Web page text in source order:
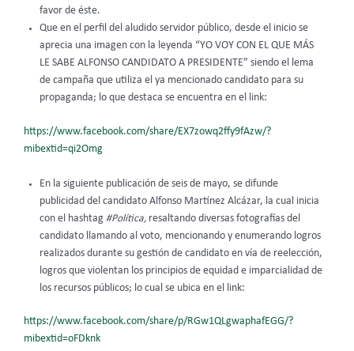
favor de éste.
Que en el perfil del aludido servidor público, desde el inicio se
aprecia una imagen con la leyenda “YO VOY CON EL QUE MÁS
LE SABE ALFONSO CANDIDATO A PRESIDENTE” siendo el lema
de campaña que utiliza el ya mencionado candidato para su
propaganda; lo que destaca se encuentra en el link:
https://www.facebook.com/share/EX7zowq2ffy9fAzw/?
mibextid=qi2Omg
En la siguiente publicación de seis de mayo, se difunde
publicidad del candidato Alfonso Martínez Alcázar, la cual inicia
con el hashtag #Política, resaltando diversas fotografías del
candidato llamando al voto, mencionando y enumerando logros
realizados durante su gestión de candidato en vía de reelección,
logros que violentan los principios de equidad e imparcialidad de
los recursos públicos; lo cual se ubica en el link:
https://www.facebook.com/share/p/RGw1QLgwaphafEGG/?
mibextid=oFDknk